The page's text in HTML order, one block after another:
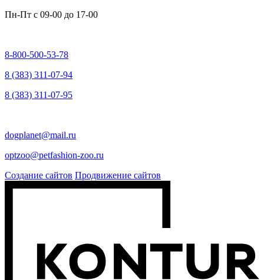
Пн-Пт c 09-00 до 17-00
8-800-500-53-78
8 (383) 311-07-94
8 (383) 311-07-95
dogplanet@mail.ru
optzoo@petfashion-zoo.ru
Создание сайтов Продвижение сайтов